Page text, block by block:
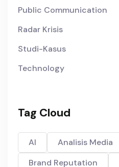
Public Communication
Radar Krisis
Studi-Kasus
Technology
Tag Cloud
AI
Analisis Media
Brand Reputation